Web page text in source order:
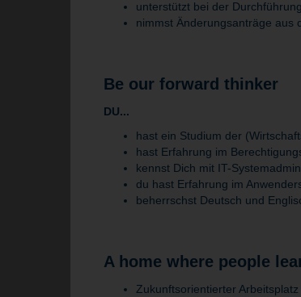
unterstützt bei der
nimmst Änderungsanträge aus
Be our forward thinker
DU...
hast ein Studium der
hast Erfahrung im
kennst Dich mit IT-
du hast Erfahrung im
beherrschst Deutsch und
A home where people
Zukunftsorientierter